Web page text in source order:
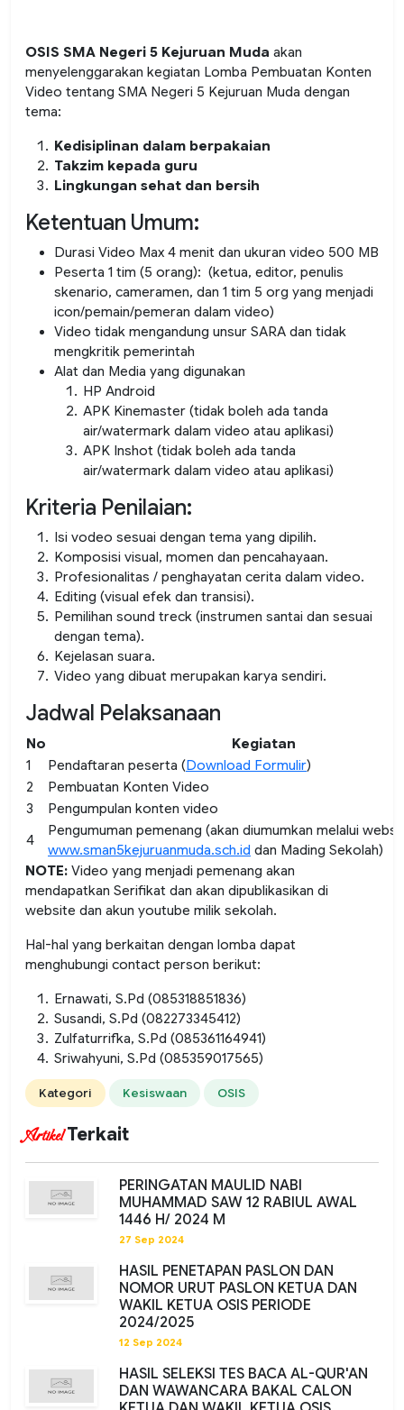
OSIS SMA Negeri 5 Kejuruan Muda akan
menyelenggarakan kegiatan Lomba Pembuatan Konten
Video tentang SMA Negeri 5 Kejuruan Muda dengan
tema:
Kedisiplinan dalam berpakaian
Takzim kepada guru
Lingkungan sehat dan bersih
Ketentuan Umum:
Durasi Video Max 4 menit dan ukuran video 500 MB
Peserta 1 tim (5 orang): (ketua, editor, penulis
skenario, cameramen, dan 1 tim 5 org yang menjadi
icon/pemain/pemeran dalam video)
Video tidak mengandung unsur SARA dan tidak
mengkritik pemerintah
Alat dan Media yang digunakan
HP Android
APK Kinemaster (tidak boleh ada tanda
air/watermark dalam video atau aplikasi)
APK Inshot (tidak boleh ada tanda
air/watermark dalam video atau aplikasi)
Kriteria Penilaian:
Isi vodeo sesuai dengan tema yang dipilih.
Komposisi visual, momen dan pencahayaan.
Profesionalitas / penghayatan cerita dalam video.
Editing (visual efek dan transisi).
Pemilihan sound treck (instrumen santai dan sesuai
dengan tema).
Kejelasan suara.
Video yang dibuat merupakan karya sendiri.
Jadwal Pelaksanaan
No
Kegiatan
1
Pendaftaran peserta (Download Formulir)
2
Pembuatan Konten Video
3
Pengumpulan konten video
4
Pengumuman pemenang (akan diumumkan melalui
www.sman5kejuruanmuda.sch.id dan Mading Sekolah)
NOTE: Video yang menjadi pemenang akan
mendapatkan Serifikat dan akan dipublikasikan di
website dan akun youtube milik sekolah.
Hal-hal yang berkaitan dengan lomba dapat
menghubungi contact person berikut:
Ernawati, S.Pd (085318851836)
Susandi, S.Pd (082273345412)
Zulfaturrifka, S.Pd (085361164941)
Sriwahyuni, S.Pd (085359017565)
Kategori Kesiswaan OSIS
ArtikelTerkait
PERINGATAN MAULID NABI
MUHAMMAD SAW 12 RABIUL AWAL
1446 H/ 2024 M
27 Sep 2024
HASIL PENETAPAN PASLON DAN
NOMOR URUT PASLON KETUA DAN
WAKIL KETUA OSIS PERIODE
2024/2025
12 Sep 2024
HASIL SELEKSI TES BACA AL-QUR'AN
DAN WAWANCARA BAKAL CALON